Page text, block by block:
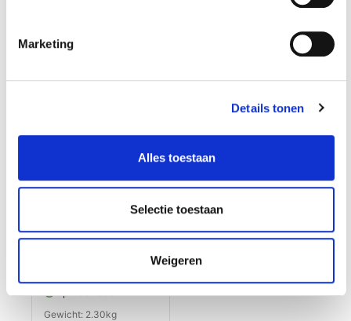
Marketing
Details tonen
Alles toestaan
Selectie toestaan
Weigeren
assortiment set - 4
Gewicht: 2.30kg